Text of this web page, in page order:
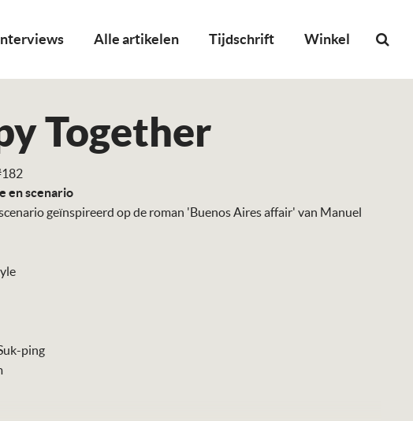
Alle artikelen Tijdschrift Winkel
Together
en scenario
geïnspireerd op de roman 'Buenos Aires affair' van Manuel
ping